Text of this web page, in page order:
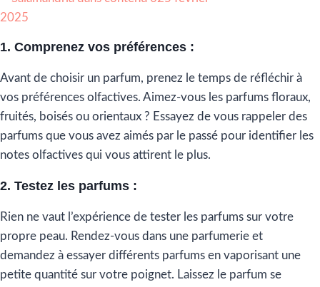
1. Comprenez vos préférences :
Avant de choisir un parfum, prenez le temps de réfléchir à
vos préférences olfactives. Aimez-vous les parfums floraux,
fruités, boisés ou orientaux ? Essayez de vous rappeler des
parfums que vous avez aimés par le passé pour identifier les
notes olfactives qui vous attirent le plus.
2. Testez les parfums :
Rien ne vaut l’expérience de tester les parfums sur votre
propre peau. Rendez-vous dans une parfumerie et
demandez à essayer différents parfums en vaporisant une
petite quantité sur votre poignet. Laissez le parfum se